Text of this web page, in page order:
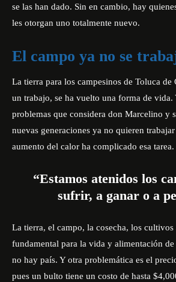
se las han dado. Sin en cambio, hay
les otorgan uno totalmente nuevo.
El campo ya no se
La tierra para los campesinos de Toluca de
un trabajo, se ha vuelto una forma de vida.
problemas que considera don Marcelino y
nuevas generaciones ya no quieren
aumento del calor ha complicado esa tarea.
“Estamos atenidos los
sufrir, a ganar o a
La tierra, el campo, la cosecha, los cultivos
fundamental para la vida y alimentación
no hay país. Y otra problemática es el
pues un bulto tiene un costo de hasta